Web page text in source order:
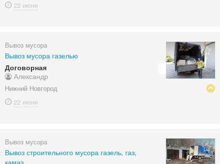
22 июня
Вывоз мусора
Вывоз мусора газелью
Договорная
Александр
Нижний Новгород
22 июня
Вывоз мусора
Вывоз строительного мусора газель, газ,
камаз